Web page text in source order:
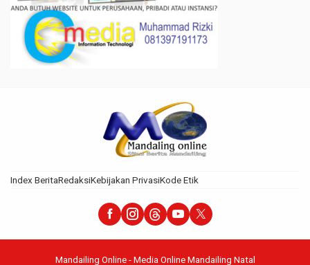
Index BeritaRedaksiKebijakan PrivasiKode Etik
Mandailing Online - Media Online Mandailing Natal